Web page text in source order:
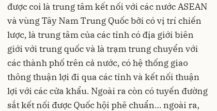
được coi là trung tâm kết nối với các nước ASEAN
và vùng Tây Nam Trung Quốc bởi có vị trí chiến
lược, là trung tâm của các tỉnh có địa giới biên
giới với trung quốc và là trạm trung chuyển với
các thành phố trên cả nước, có hệ thống giao
thông thuận lợi đi qua các tỉnh và kết nối thuận
lợi với các cửa khẩu. Ngoài ra còn có tuyến đường
sắt kết nối được Quốc hội phê chuẩn… ngoài ra,